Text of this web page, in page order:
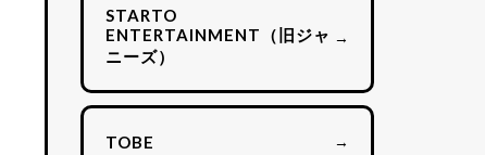
STARTO
ENTERTAINMENT（旧ジャ
ニーズ）
→
TOBE →